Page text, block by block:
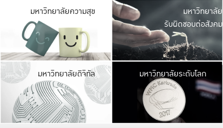
มหาวิทยาลัยความสุข มหาวิ
ค
เปิดประ
และพบเรื่องราวใ
มหาวิทยาลัย
รับผิดชอบต่อสังคม
มหาวิทยาลัยดิจิทัล มหาวิ
เปลี่ยนแปลง แล
เพื่อทำง
ระบบสารสนเทศ
มหาวิทยาลัยระดับโลก